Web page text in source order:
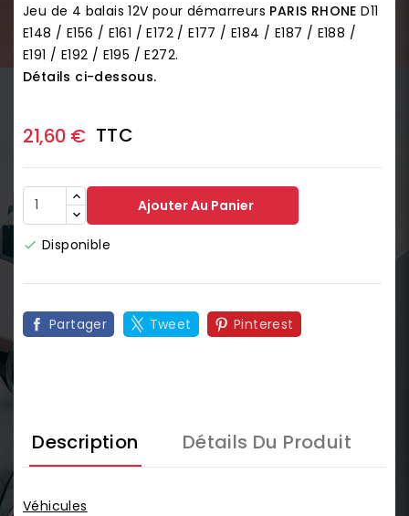
Jeu de 4 balais 12V pour démarreurs PARIS RHONED11
E148 / E156 / E161 / E172 / E177 / E184 / E187 / E188 /
E191 / E192 / E195 / E272.
Détails ci-dessous.
21,60 € TTC
Ajouter Au Panier
 Disponible
Partager Tweet Pinterest
Description Détails Du Produit
Véhicules